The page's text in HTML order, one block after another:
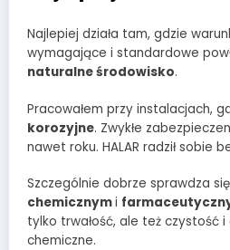
Najlepiej działa tam, gdzie
wymagające i standardowe
naturalne środowisko.
Pracowałem przy instalacjach,
korozyjne. Zwykłe
nawet roku. HALAR radził sobie
Szczególnie dobrze sprawdza
chemicznymi
tylko trwałość, ale też czystość
chemiczne.